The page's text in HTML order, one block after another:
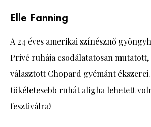
Elle Fanning
A 24 éves amerikai színésznő
Privé ruhája csodálatatosan mutatott,
választott Chopard gyémánt
tökéletesebb ruhát aligha lehetett
fesztiválra!